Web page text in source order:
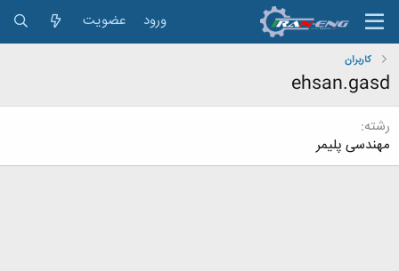
ورود عضویت
کاربران
ehsan.gasd
رشته
‌مهندسی پلیمر